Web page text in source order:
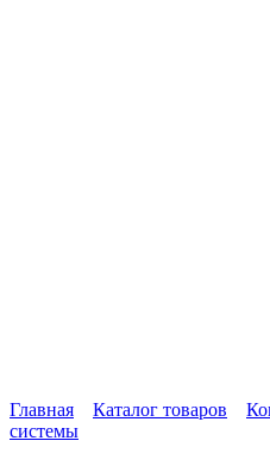
Главная Каталог товаров
системы